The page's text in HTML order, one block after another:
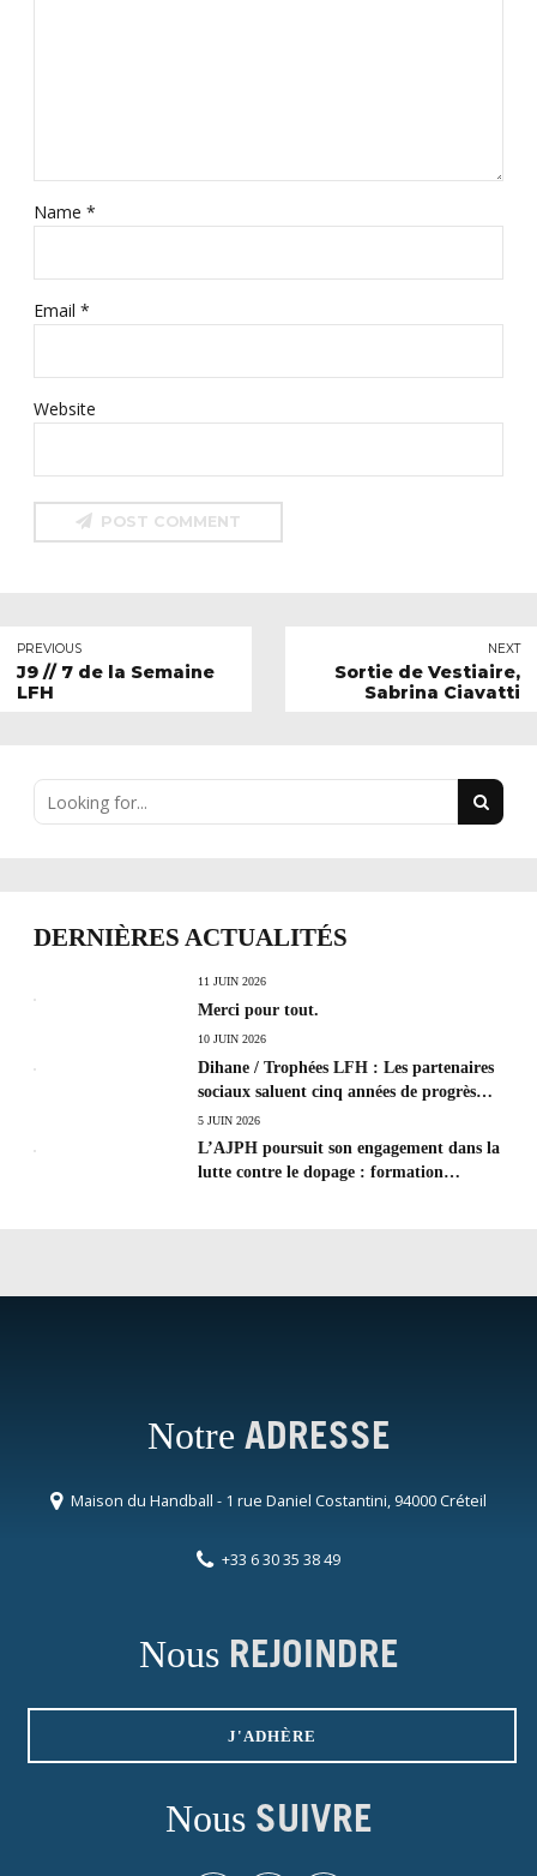
Name *
Email *
Website
POST COMMENT
PREVIOUS
J9 // 7 de la Semaine
LFH
NEXT
Sortie de Vestiaire,
Sabrina Ciavatti
DERNIÈRES ACTUALITÉS
11 JUIN 2026
Merci pour tout.
10 JUIN 2026
Dihane / Trophées LFH : Les partenaires
sociaux saluent cinq années de progrès
social et les efforts à poursuivre !
5 JUIN 2026
L’AJPH poursuit son engagement dans la
lutte contre le dopage : formation
Notre ADRESSE
Maison du Handball - 1 rue Daniel Costantini, 94000 Créteil
+33 6 30 35 38 49
Nous REJOINDRE
J'ADHÈRE
Nous SUIVRE